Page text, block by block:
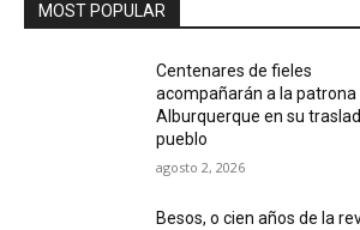
MOST POPULAR
Centenares de fieles
acompañarán a la patrona
Alburquerque en su
pueblo
agosto 2, 2026
Besos, o cien años de la